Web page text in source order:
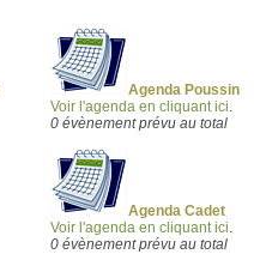
Agenda Poussin
Voir l'agenda en cliquant ici.
0 évènement prévu au total
Agenda Cadet
Voir l'agenda en cliquant ici.
0 évènement prévu au total